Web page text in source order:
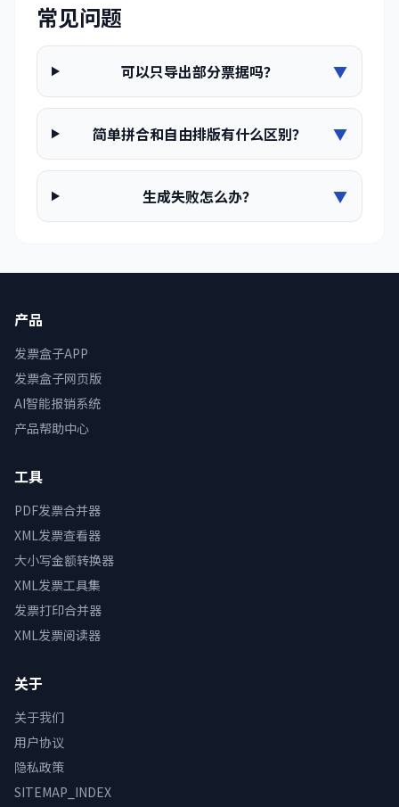
常见问题
可以只导出部分票据吗？ ▼
简单拼合和自由排版有什么区别？ ▼
生成失败怎么办？ ▼
产品
发票盒子APP
发票盒子网页版
AI智能报销系统
产品帮助中心
工具
PDF发票合并器
XML发票查看器
大小写金额转换器
XML发票工具集
发票打印合并器
XML发票阅读器
关于
关于我们
用户协议
隐私政策
SITEMAP_INDEX